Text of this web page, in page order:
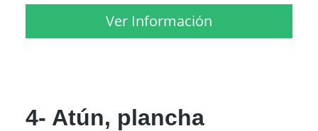
Ver Información
4- Atún, plancha